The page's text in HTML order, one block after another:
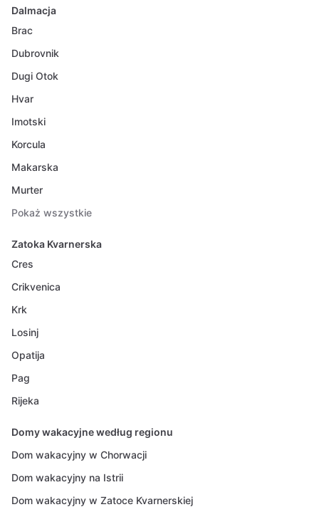
Dalmacja
Brac
Dubrovnik
Dugi Otok
Hvar
Imotski
Korcula
Makarska
Murter
Pokaż wszystkie
Zatoka Kvarnerska
Cres
Crikvenica
Krk
Losinj
Opatija
Pag
Rijeka
Domy wakacyjne według regionu
Dom wakacyjny w Chorwacji
Dom wakacyjny na Istrii
Dom wakacyjny w Zatoce Kvarnerskiej